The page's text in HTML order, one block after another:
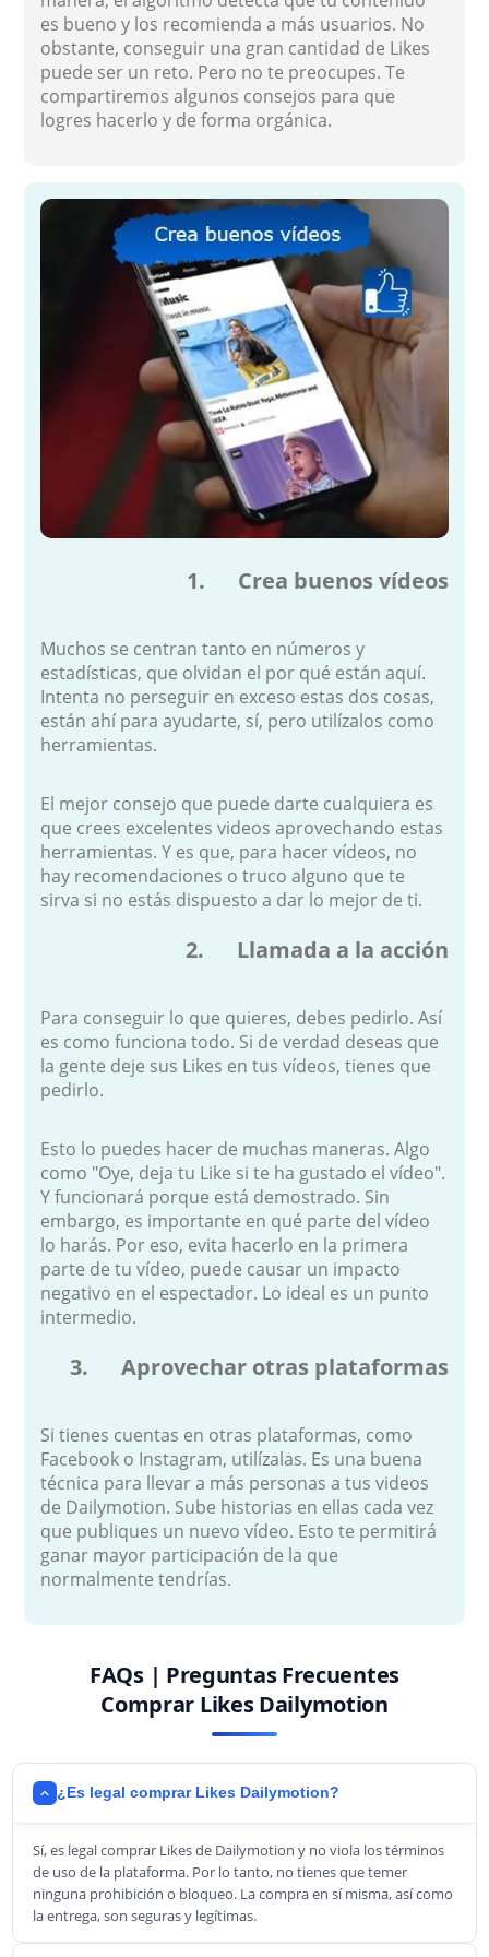
es bueno y los recomienda a más usuarios. No
obstante, conseguir una gran cantidad de Likes
puede ser un reto. Pero no te preocupes. Te
compartiremos algunos consejos para que
logres hacerlo y de forma orgánica.
1. Crea buenos vídeos
Muchos se centran tanto en números y
estadísticas, que olvidan el por qué están aquí.
Intenta no perseguir en exceso estas dos cosas,
están ahí para ayudarte, sí, pero utilízalos como
herramientas.
El mejor consejo que puede darte cualquiera es
que crees excelentes videos aprovechando estas
herramientas. Y es que, para hacer vídeos, no
hay recomendaciones o truco alguno que te
sirva si no estás dispuesto a dar lo mejor de ti.
2. Llamada a la acción
Para conseguir lo que quieres, debes pedirlo. Así
es como funciona todo. Si de verdad deseas que
la gente deje sus Likes en tus vídeos, tienes que
pedirlo.
Esto lo puedes hacer de muchas maneras. Algo
como "Oye, deja tu Like si te ha gustado el vídeo".
Y funcionará porque está demostrado. Sin
embargo, es importante en qué parte del vídeo
lo harás. Por eso, evita hacerlo en la primera
parte de tu vídeo, puede causar un impacto
negativo en el espectador. Lo ideal es un punto
intermedio.
3. Aprovechar otras plataformas
Si tienes cuentas en otras plataformas, como
Facebook o Instagram, utilízalas. Es una buena
técnica para llevar a más personas a tus videos
de Dailymotion. Sube historias en ellas cada vez
que publiques un nuevo vídeo. Esto te permitirá
ganar mayor participación de la que
normalmente tendrías.
FAQs | Preguntas Frecuentes
Comprar Likes Dailymotion
¿Es legal comprar Likes Dailymotion?
Sí, es legal comprar Likes de Dailymotion y no viola los términos
de uso de la plataforma. Por lo tanto, no tienes que temer
ninguna prohibición o bloqueo. La compra en sí misma, así como
la entrega, son seguras y legítimas.